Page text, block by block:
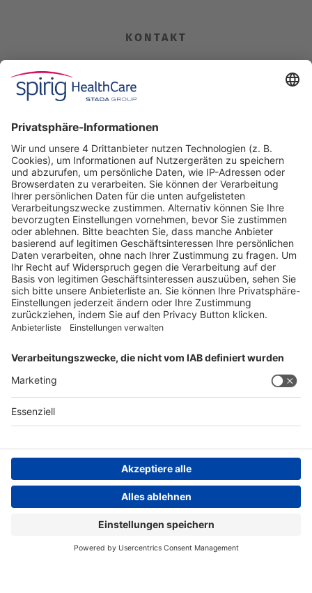
KONTAKT
Industriestrasse 30
CH-4622 Egerkingen
Tel. +41 62 388 85 00
info@spirig-healthcare.ch
Pharmakovigilanz
Für Meldungen von unerwünschten Arzneimittelwirkungen zu
einem Medikament von Spirig HealthCare AG
Tel. +41 62 388 85 88
pharmacovigilance@spirig-healthcare.ch
FOLGEN SIE UNS
AGB
Datenschutzhinweis
Compliance